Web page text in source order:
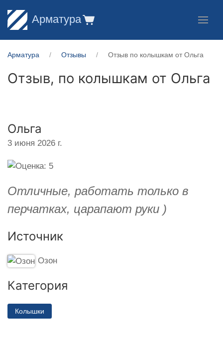
Арматура
Арматура Отзывы Отзыв по колышкам от Ольга
Отзыв, по колышкам от Ольга
Ольга
3 июня 2026 г.
Отличные, работать только в
перчатках, царапают руки )
Источник
Озон
Категория
Колышки